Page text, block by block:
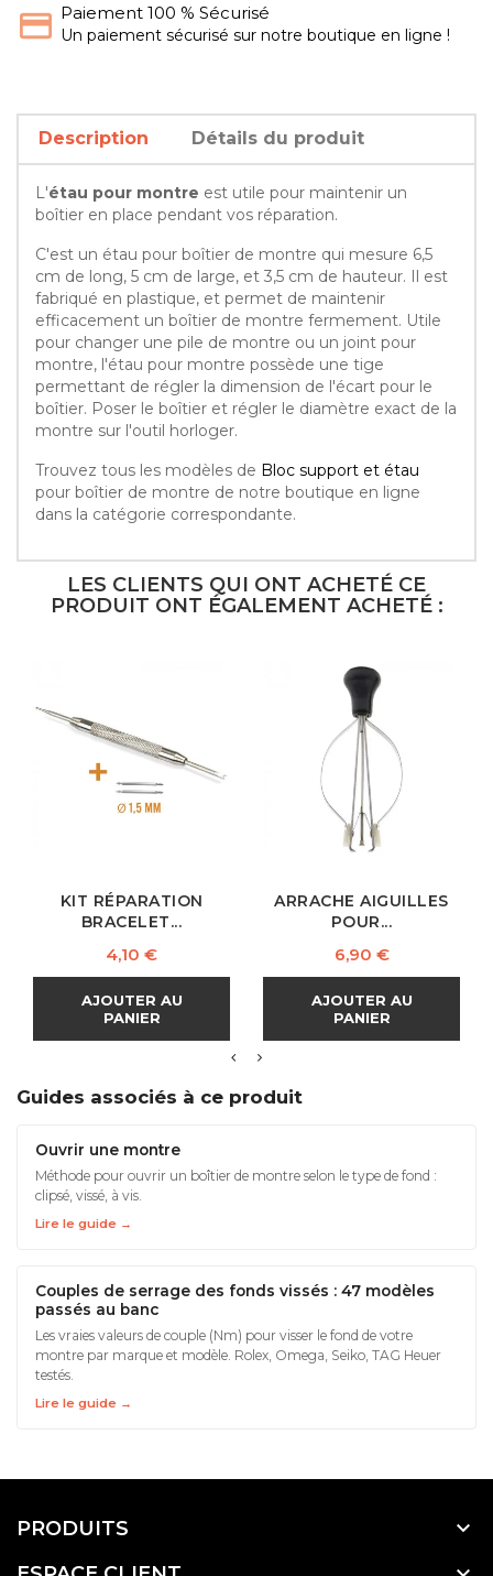
Paiement 100 % Sécurisé
Un paiement sécurisé sur notre boutique en ligne !
Description Détails du produit
L'étau pour montre est utile pour maintenir un
boîtier en place pendant vos réparation.
C'est un étau pour boîtier de montre qui mesure 6,5
cm de long, 5 cm de large, et 3,5 cm de hauteur. Il est
fabriqué en plastique, et permet de maintenir
efficacement un boîtier de montre fermement. Utile
pour changer une pile de montre ou un joint pour
montre, l'étau pour montre possède une tige
permettant de régler la dimension de l'écart pour le
boîtier. Poser le boîtier et régler le diamètre exact de la
montre sur l'outil horloger.
Trouvez tous les modèles de Bloc support et étau
pour boîtier de montre de notre boutique en ligne
dans la catégorie correspondante.
LES CLIENTS QUI ONT ACHETÉ CE
PRODUIT ONT ÉGALEMENT ACHETÉ :
KIT RÉPARATION
BRACELET...
Prix
4,10 €
AJOUTER AU
PANIER
ARRACHE AIGUILLES
POUR...
Prix
6,90 €
AJOUTER AU
PANIER
Guides associés à ce produit
Ouvrir une montre
Méthode pour ouvrir un boîtier de montre selon le type de fond :
clipsé, vissé, à vis.
Lire le guide →
Couples de serrage des fonds vissés : 47 modèles
passés au banc
Les vraies valeurs de couple (Nm) pour visser le fond de votre
montre par marque et modèle. Rolex, Omega, Seiko, TAG Heuer
testés.
Lire le guide →
PRODUITS 